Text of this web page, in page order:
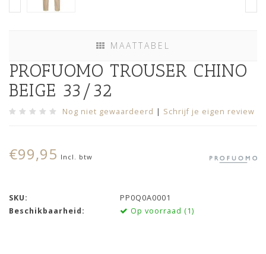
MAATTABEL
PROFUOMO TROUSER CHINO
BEIGE 33/32
Nog niet gewaardeerd | Schrijf je eigen review
€99,95 Incl. btw
SKU:
PP0Q0A0001
Beschikbaarheid:
Op voorraad (1)